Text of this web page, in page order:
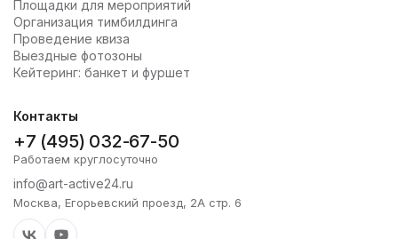
Площадки для мероприятий
Организация тимбилдинга
Проведение квиза
Выездные фотозоны
Кейтеринг: банкет и фуршет
Контакты
+7 (495) 032-67-50
Работаем круглосуточно
info@art-active24.ru
Москва, Егорьевский проезд, 2А стр. 6